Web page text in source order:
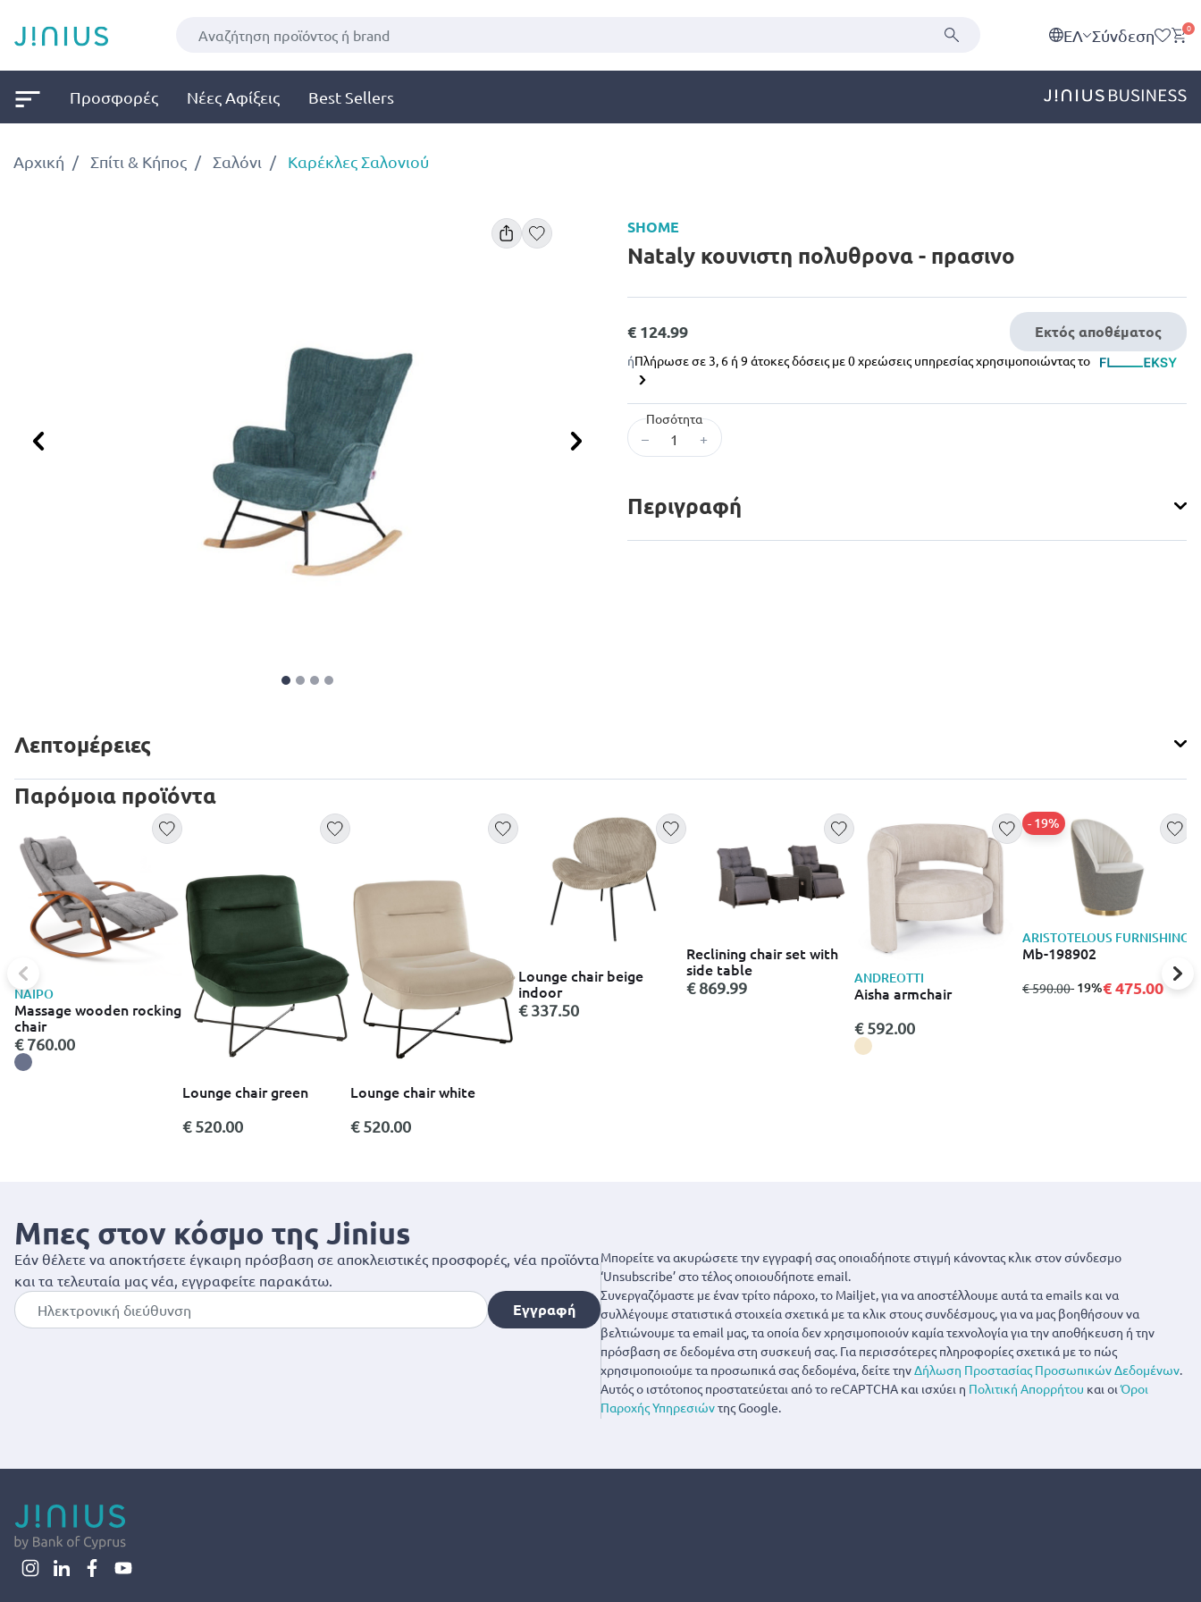
EΛ Σύνδεση 0
Προσφορές Νέες Αφίξεις Best Sellers
Αρχική Σπίτι & Κήπος Σαλόνι Καρέκλες Σαλονιού
Προηγούμενο Επόμενο
SHOME
Nataly κουνιστη πολυθρονα - πρασινο
€ 124.99 Εκτός αποθέματος
ήΠλήρωσε σε 3, 6 ή 9 άτοκες δόσεις με 0 χρεώσεις υπηρεσίας χρησιμοποιώντας το
Ποσότητα
– +
Περιγραφή
Λεπτομέρειες
Παρόμοια προϊόντα
NAIPO
Massage wooden rocking
chair
€ 760.00
Lounge chair green
€ 520.00
Lounge chair white
€ 520.00
Lounge chair beige
indoor
€ 337.50
Reclining chair set with
side table
€ 869.99
ANDREOTTI
Aisha armchair
€ 592.00
ARISTOTELOUS FURNISHING
Mb-198902
από
€ 590.00σε
- 19%
- 19%€ 475.00
Μπες στον κόσμο της Jinius
Εάν θέλετε να αποκτήσετε έγκαιρη πρόσβαση σε αποκλειστικές προσφορές, νέα προϊόντα
και τα τελευταία μας νέα, εγγραφείτε παρακάτω.
Εγγραφή
Μπορείτε να ακυρώσετε την εγγραφή σας οποιαδήποτε στιγμή κάνοντας κλικ στον σύνδεσμο
‘Unsubscribe’ στο τέλος οποιουδήποτε email.
Συνεργαζόμαστε με έναν τρίτο πάροχο, το Mailjet, για να αποστέλλουμε αυτά τα emails και να
συλλέγουμε στατιστικά στοιχεία σχετικά με τα κλικ στους συνδέσμους, για να μας βοηθήσουν να
βελτιώνουμε τα email μας, τα οποία δεν χρησιμοποιούν καμία τεχνολογία για την αποθήκευση ή την
πρόσβαση σε δεδομένα στη συσκευή σας. Για περισσότερες πληροφορίες σχετικά με το πώς
χρησιμοποιούμε τα προσωπικά σας δεδομένα, δείτε τηνΔήλωση Προστασίας Προσωπικών Δεδομένων.
Αυτός ο ιστότοπος προστατεύεται από το reCAPTCHA και ισχύει η Πολιτική Απορρήτου και οιΌροι
Παροχής Υπηρεσιώντης Google.